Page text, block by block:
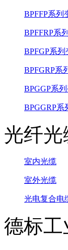
BPFFP系列
BPFFRP系
BPFGP系
BPFGRP系
BPGGP系
BPGGRP系
光纤光
室内光缆
室外光缆
光电复合电
德标